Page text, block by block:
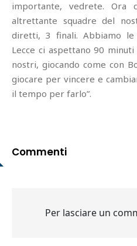
importante, vedrete.
altrettante squadre del
diretti, 3 finali. Abbiamo
Lecce ci aspettano 90
nostri, giocando come con
giocare per vincere e
il tempo per farlo”.
Commenti